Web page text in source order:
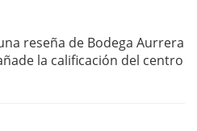
reseña de Bodega Aurrera
la calificación del centro